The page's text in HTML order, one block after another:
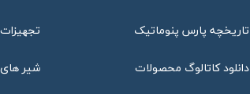
تاریخچه پارس پنوماتیک
دانلود کاتالوگ محصولات
شیر